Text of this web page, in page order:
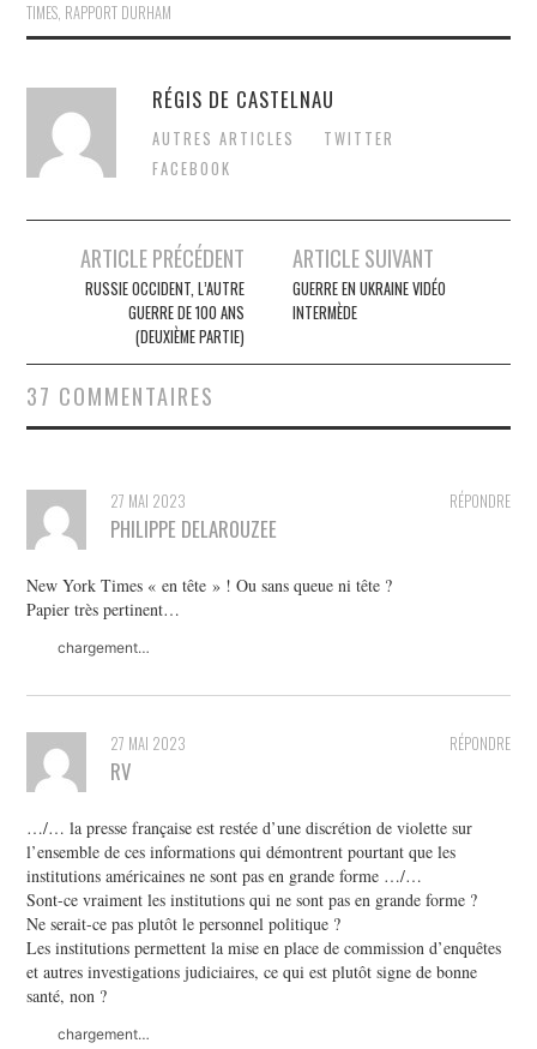
TIMES, RAPPORT DURHAM
RÉGIS DE CASTELNAU
AUTRES ARTICLES
TWITTER
FACEBOOK
navigation
ARTICLE PRÉCÉDENT
RUSSIE OCCIDENT, L’AUTRE
GUERRE DE 100 ANS
(DEUXIÈME PARTIE)
ARTICLE SUIVANT
GUERRE EN UKRAINE VIDÉO
INTERMÈDE
37 COMMENTAIRES
RÉPONDRE
27 MAI 2023
PHILIPPE DELAROUZEE
New York Times « en tête » ! Ou sans queue ni tête ?
Papier très pertinent…
chargement…
RÉPONDRE
27 MAI 2023
RV
…/… la presse française est restée d’une discrétion de violette sur
l’ensemble de ces informations qui démontrent pourtant que les
institutions américaines ne sont pas en grande forme …/…
Sont-ce vraiment les institutions qui ne sont pas en grande forme ?
Ne serait-ce pas plutôt le personnel politique ?
Les institutions permettent la mise en place de commission d’enquêtes
et autres investigations judiciaires, ce qui est plutôt signe de bonne
santé, non ?
chargement…